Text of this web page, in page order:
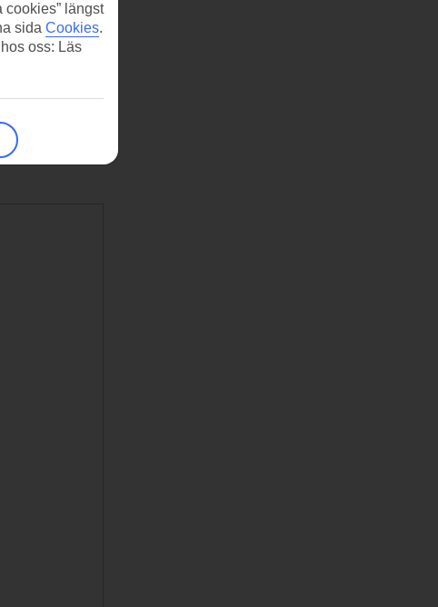
cookies” längst
sida Cookies.
oss: Läs